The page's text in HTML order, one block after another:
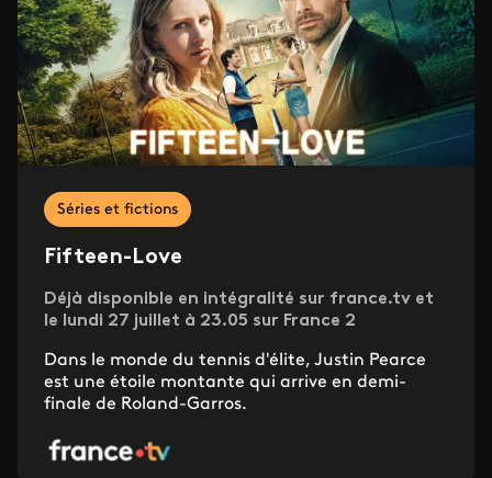
Séries et fictions
Fifteen-Love
Déjà disponible en intégralité sur france.tv et
le lundi 27 juillet à 23.05 sur France 2
Dans le monde du tennis d'élite, Justin Pearce
est une étoile montante qui arrive en demi-
finale de Roland-Garros.